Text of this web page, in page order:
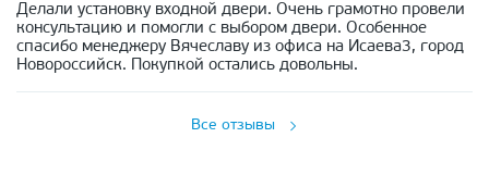
Делали установку входной двери. Очень грамотно провели
консультацию и помогли с выбором двери. Особенное
спасибо менеджеру Вячеславу из офиса на Исаева3, город
Новороссийск. Покупкой остались довольны.
Все отзывы